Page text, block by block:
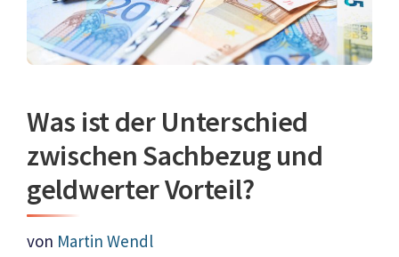
Was ist der Unterschied
zwischen Sachbezug und
geldwerter Vorteil?
von Martin Wendl